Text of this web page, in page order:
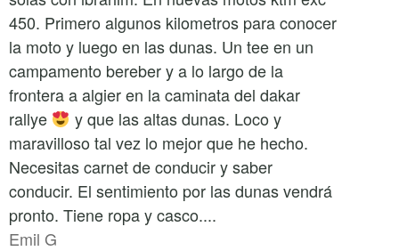
450. Primero algunos kilometros para conocer
la moto y luego en las dunas. Un tee en un
campamento bereber y a lo largo de la
frontera a algier en la caminata del dakar
rallye
y que las altas dunas. Loco y
maravilloso tal vez lo mejor que he hecho.
Necesitas carnet de conducir y saber
conducir. El sentimiento por las dunas vendrá
pronto. Tiene ropa y casco....
Emil G